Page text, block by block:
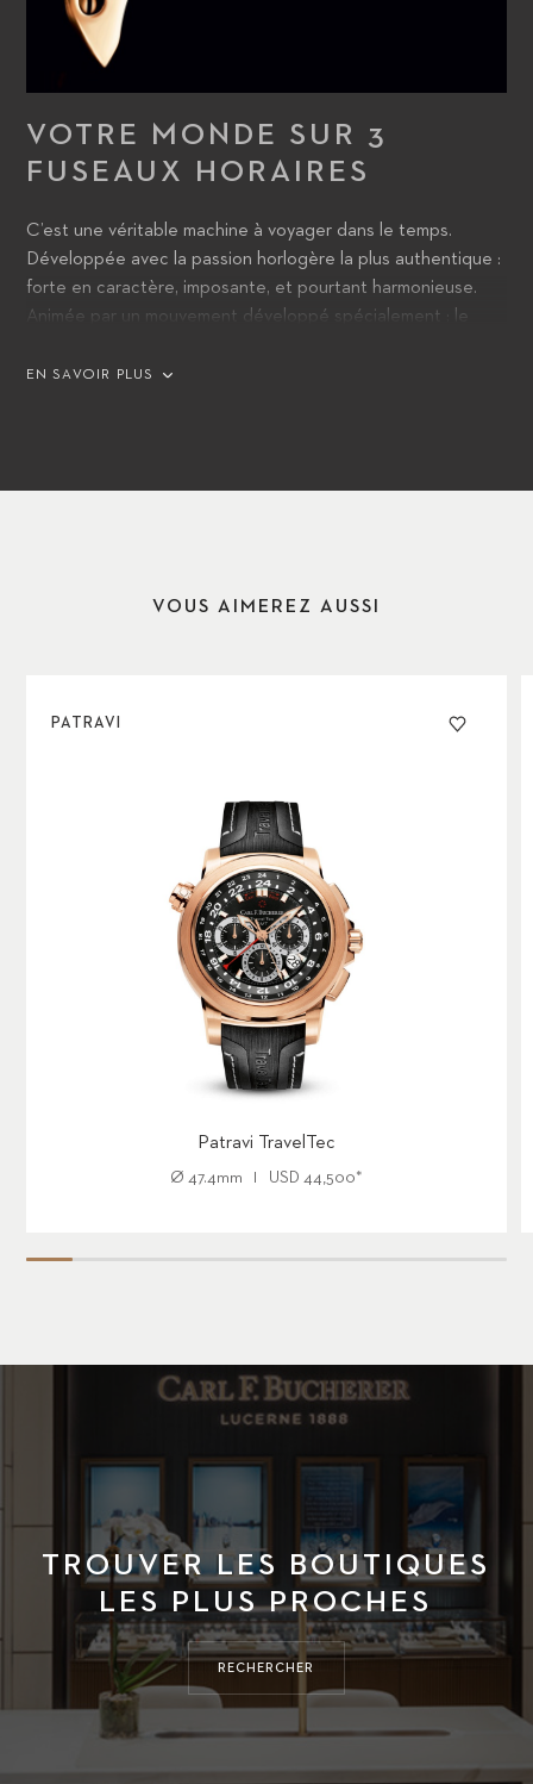
VOTRE MONDE SUR 3
FUSEAUX HORAIRES
C’est une véritable machine à voyager dans le temps.
Développée avec la passion horlogère la plus authentique :
forte en caractère, imposante, et pourtant harmonieuse.
Animée par un mouvement développé spécialement : le
certification chronomètre, répond aux critères de précision
EN SAVOIR PLUS
VOUS AIMEREZ AUSSI
PATRAVI
Patravi TravelTec
Ø 47.4mm USD 44,500*
TROUVER LES BOUTIQUES
LES PLUS PROCHES
RECHERCHER